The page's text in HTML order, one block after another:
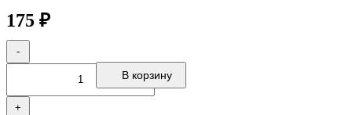
175 ₽
-
+
В корзину